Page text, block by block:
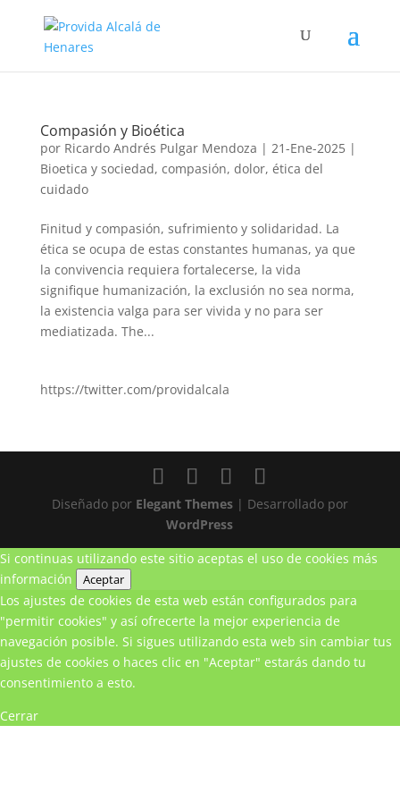
Compasión y Bioética
por Ricardo Andrés Pulgar Mendoza | 21-Ene-2025|
Bioetica y sociedad, compasión, dolor, ética del
cuidado
Finitud y compasión, sufrimiento y solidaridad. La
ética se ocupa de estas constantes humanas, ya que
la convivencia requiera fortalecerse, la vida
signifique humanización, la exclusión no sea norma,
la existencia valga para ser vivida y no para ser
mediatizada. The...
https://twitter.com/providalcala
Diseñado por Elegant Themes| Desarrollado por
WordPress
Si continuas utilizando este sitio aceptas el uso de cookies más
información
Aceptar
Los ajustes de cookies de esta web están configurados para
"permitir cookies" y así ofrecerte la mejor experiencia de
navegación posible. Si sigues utilizando esta web sin cambiar tus
ajustes de cookies o haces clic en "Aceptar" estarás dando tu
consentimiento a esto.
Cerrar